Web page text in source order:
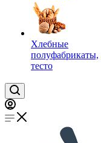
Хлебные
полуфабрикаты,
тесто